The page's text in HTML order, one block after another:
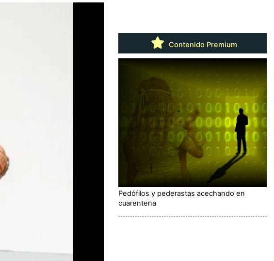
Contenido Premium
Pedófilos y pederastas acechando en
cuarentena